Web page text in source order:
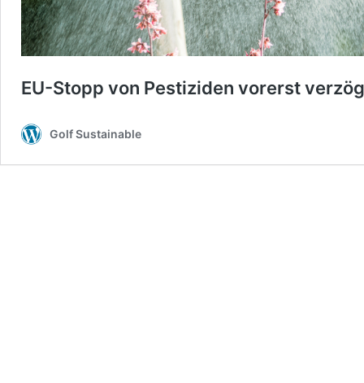
EU-Stopp von Pestiziden vorerst
Golf Sustainable